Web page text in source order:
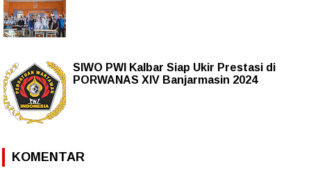
SIWO PWI Kalbar Siap Ukir Prestasi di
PORWANAS XIV Banjarmasin 2024
KOMENTAR